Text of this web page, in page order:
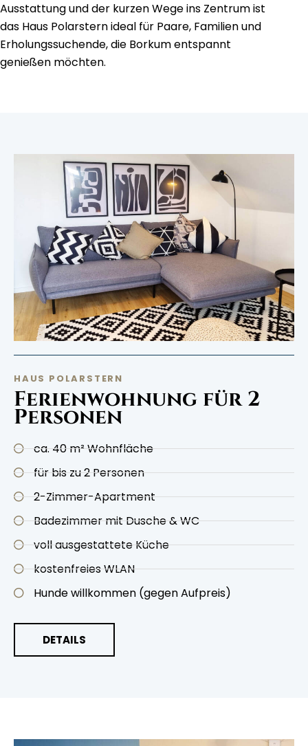
Ausstattung und der kurzen Wege ins Zentrum ist
das Haus Polarstern ideal für Paare, Familien und
Erholungssuchende, die Borkum entspannt
genießen möchten.
HAUS POLARSTERN
Ferienwohnung für 2
Personen
ca. 40 m² Wohnfläche
für bis zu 2 Personen
2-Zimmer-Apartment
Badezimmer mit Dusche & WC
voll ausgestattete Küche
kostenfreies WLAN
Hunde willkommen (gegen Aufpreis)
DETAILS